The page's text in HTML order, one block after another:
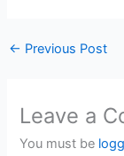
← Previous Post
Leave a
You must be